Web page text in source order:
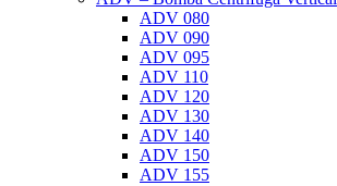
ADV 080
ADV 090
ADV 095
ADV 110
ADV 120
ADV 130
ADV 140
ADV 150
ADV 155